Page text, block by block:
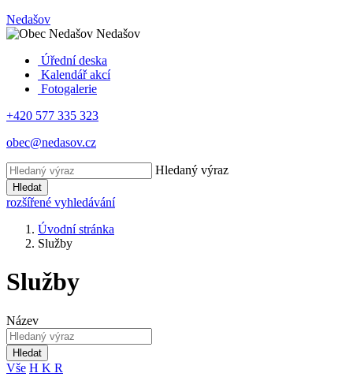
Nedašov
Nedašov
Úřední deska
Kalendář akcí
Fotogalerie
+420 577 335 323
obec@nedasov.cz
Hledaný výraz
Hledat
rozšířené vyhledávání
Úvodní stránka
Služby
Služby
Název
Hledat
Vše H K R